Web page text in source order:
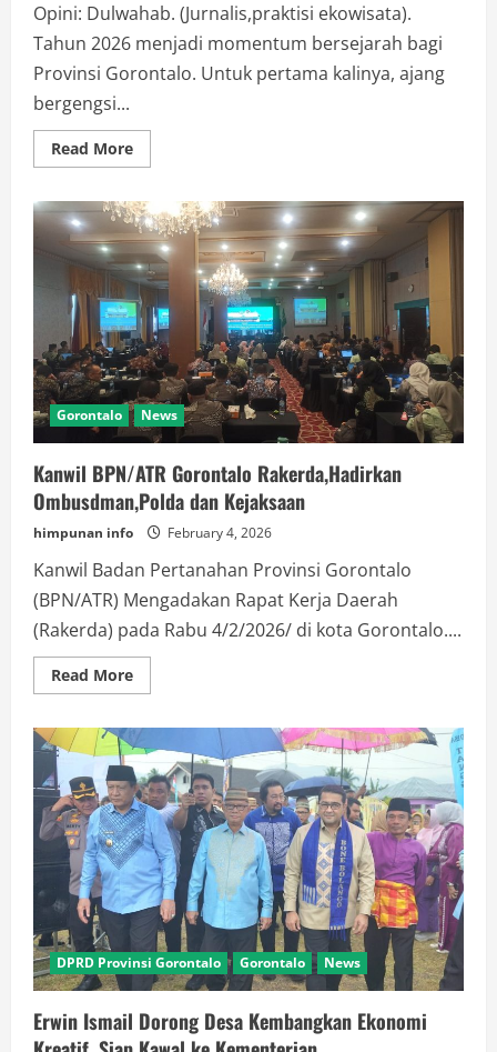
Opini: Dulwahab. (Jurnalis,praktisi ekowisata).
Tahun 2026 menjadi momentum bersejarah bagi
Provinsi Gorontalo. Untuk pertama kalinya, ajang
bergengsi...
Read MoreRead
more
di
Atas
Awan,Desa
Dulamayo
Puncak,Cocok
Untuk
Destinasi
Agrowisata
PENAS
2026
Gorontalo News
Kanwil BPN/ATR Gorontalo Rakerda,Hadirkan
Ombusdman,Polda dan Kejaksaan
himpunan info February 4, 2026
Kanwil Badan Pertanahan Provinsi Gorontalo
(BPN/ATR) Mengadakan Rapat Kerja Daerah
(Rakerda) pada Rabu 4/2/2026/ di kota Gorontalo....
Read MoreRead
more
BPN/ATR
Gorontalo
Rakerda,Hadirkan
Ombusdman,Polda
dan
Kejaksaan
DPRD Provinsi Gorontalo Gorontalo News
Erwin Ismail Dorong Desa Kembangkan Ekonomi